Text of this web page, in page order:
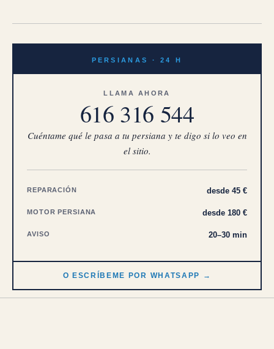
PERSIANAS · 24 H
LLAMA AHORA
616 316 544
Cuéntame qué le pasa a tu persiana y te digo si lo veo en
el sitio.
REPARACIÓN desde 45 €
MOTOR PERSIANA desde 180 €
AVISO 20–30 min
O ESCRÍBEME POR WHATSAPP →